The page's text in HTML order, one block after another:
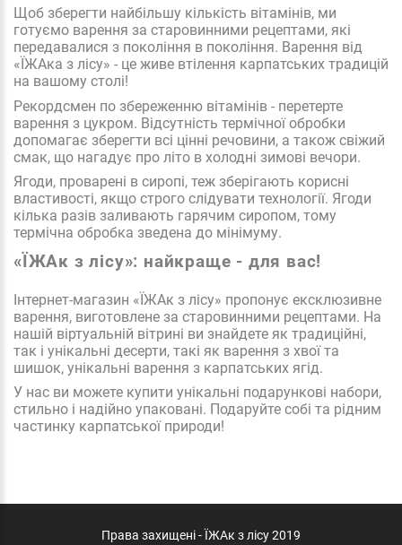
Щоб зберегти найбільшу кількість вітамінів, ми
готуємо варення за старовинними рецептами, які
передавалися з покоління в покоління. Варення від
«ЇЖАка з лісу» - це живе втілення карпатських традицій
на вашому столі!
Рекордсмен по збереженню вітамінів - перетерте
варення з цукром. Відсутність термічної обробки
допомагає зберегти всі цінні речовини, а також свіжий
смак, що нагадує про літо в холодні зимові вечори.
Ягоди, проварені в сиропі, теж зберігають корисні
властивості, якщо строго слідувати технології. Ягоди
кілька разів заливають гарячим сиропом, тому
термічна обробка зведена до мінімуму.
«ЇЖАк з лісу»: найкраще - для вас!
Інтернет-магазин «ЇЖАк з лісу» пропонує ексклюзивне
варення, виготовлене за старовинними рецептами. На
нашій віртуальній вітрині ви знайдете як традиційні,
так і унікальні десерти, такі як варення з хвої та
шишок, унікальні варення з карпатських ягід.
У нас ви можете купити унікальні подарункові набори,
стильно і надійно упаковані. Подаруйте собі та рідним
частинку карпатської природи!
Права захищені - ЇЖАк з лісу 2019